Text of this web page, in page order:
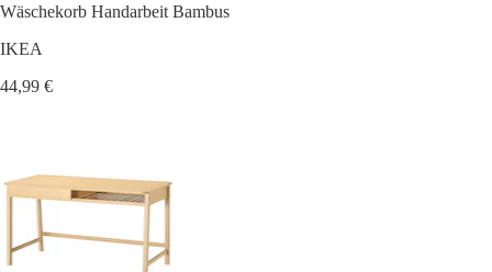
Wäschekorb Handarbeit Bambus
IKEA
44,99 €